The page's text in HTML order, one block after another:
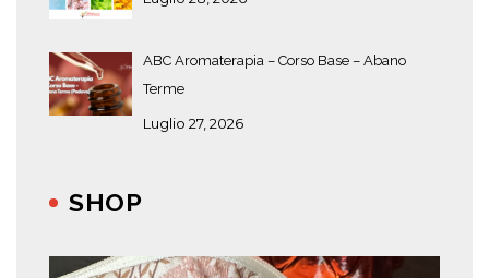
ABC Aromaterapia – Corso Base – Abano
Terme
Luglio 27, 2026
SHOP